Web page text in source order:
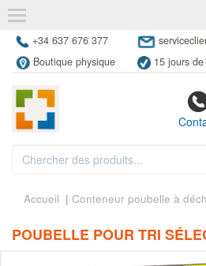
+34 637 676 377
Boutique physique
15 jours
Accueil | Conteneur poubelle à
POUBELLE POUR TRI